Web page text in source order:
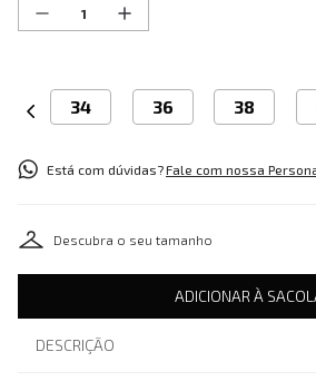
34 36 38
Está com dúvidas?Fale com nossa
Descubra o seu tamanho
ADICIONAR À
DESCRIÇÃO